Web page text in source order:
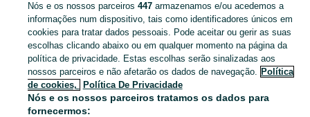
Página principal Agricultura
Sementes, Árvores e Produtos Agrícolas
Sementes, Árvores e Produtos Agrícolas - Setúbal
Sementes, Árvores e
Produtos Agrícolas - Quinta do Conde
CATEGORIA
Nós e os nossos parceiros 447armazenamos e/ou acedemos a
informações num dispositivo, tais como identificadores únicos em
cookies para tratar dados pessoais. Pode aceitar ou gerir as suas
escolhas clicando abaixo ou em qualquer momento na página da
política de privacidade. Estas escolhas serão sinalizadas aos
nossos parceiros e não afetarão os dados de navegação. Política
de cookies,
Política De Privacidade
Nós e os nossos parceiros tratamos os dados para
fornecermos: